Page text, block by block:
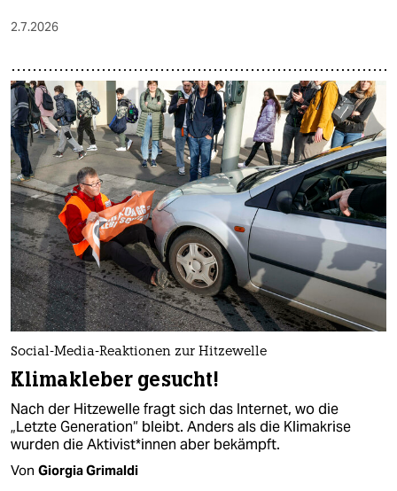
2.7.2026
Social-Media-Reaktionen zur Hitzewelle
Klimakleber gesucht!
Nach der Hitzewelle fragt sich das Internet, wo die
„Letzte Generation“ bleibt. Anders als die Klimakrise
wurden die Ak­ti­vis­t*in­nen aber bekämpft.
Von Giorgia Grimaldi